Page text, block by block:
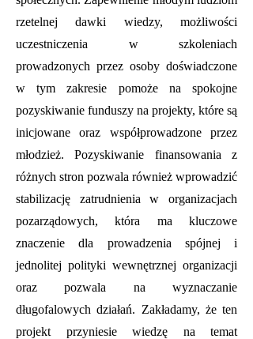
rzetelnej dawki wiedzy, możliwości
uczestniczenia w szkoleniach
prowadzonych przez osoby doświadczone
w tym zakresie pomoże na spokojne
pozyskiwanie funduszy na projekty, które są
inicjowane oraz współprowadzone przez
młodzież. Pozyskiwanie finansowania z
różnych stron pozwala również wprowadzić
stabilizację zatrudnienia w organizacjach
pozarządowych, która ma kluczowe
znaczenie dla prowadzenia spójnej i
jednolitej polityki wewnętrznej organizacji
oraz pozwala na wyznaczanie
długofalowych działań. Zakładamy, że ten
projekt przyniesie wiedzę na temat